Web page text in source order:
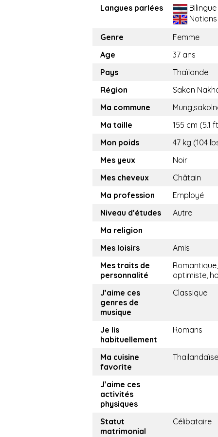
Langues parlées
Bilingue
Notions
Genre
Femme
Age
37 ans
Pays
Thaïlande
Région
Sakon
Ma commune
Ma taille
155 cm (5.1
Mon poids
47 kg (104
Mes yeux
Noir
Mes cheveux
Châtain
Ma profession
Employé
Niveau d’études
Autre
Ma religion
Mes loisirs
Amis
Mes traits de
personnalité
Romantique,
optimiste,
J’aime ces
genres de
musique
Classique
Je lis
habituellement
Romans
Ma cuisine
favorite
Thailandaïse
J’aime ces
activités
physiques
Statut
matrimonial
Célibataire